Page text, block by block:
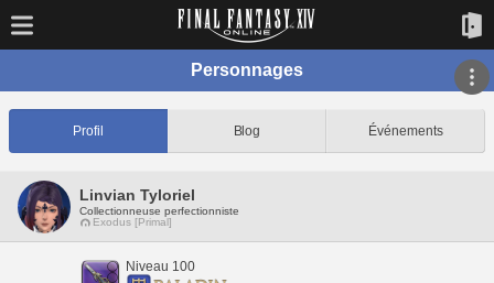
Personnages
Profil Blog Événements
Linvian Tyloriel
Collectionneuse perfectionniste
Exodus [Primal]
Niveau 100